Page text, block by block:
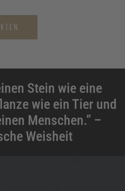
Stein wie eine
wie ein Tier und
Menschen.“ –
Weisheit